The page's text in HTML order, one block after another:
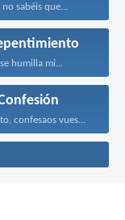
no sabéis que...
se humilla mi...
Por tanto, confesaos vuestros...